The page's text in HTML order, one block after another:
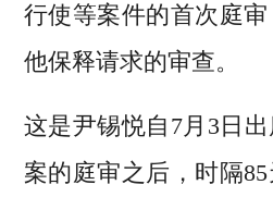
行使等案件的首次庭
他保释请求的审查。
这是尹锡悦自7月3日
案的庭审之后，时隔